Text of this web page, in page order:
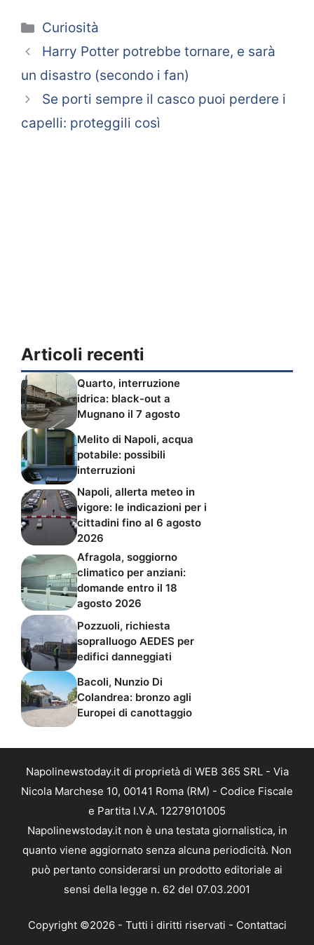
Categorie
Curiosità
Harry Potter potrebbe tornare, e sarà
un disastro (secondo i fan)
Se porti sempre il casco puoi perdere i
capelli: proteggili così
Articoli recenti
Quarto, interruzione
idrica: black-out a
Mugnano il 7 agosto
Melito di Napoli, acqua
potabile: possibili
interruzioni
Napoli, allerta meteo in
vigore: le indicazioni per i
cittadini fino al 6 agosto
2026
Afragola, soggiorno
climatico per anziani:
domande entro il 18
agosto 2026
Pozzuoli, richiesta
sopralluogo AEDES per
edifici danneggiati
Bacoli, Nunzio Di
Colandrea: bronzo agli
Europei di canottaggio
Napolinewstoday.it di proprietà di WEB 365 SRL - Via
Nicola Marchese 10, 00141 Roma (RM) - Codice Fiscale
e Partita I.V.A. 12279101005
Napolinewstoday.it non è una testata giornalistica, in
quanto viene aggiornato senza alcuna periodicità. Non
può pertanto considerarsi un prodotto editoriale ai
sensi della legge n. 62 del 07.03.2001
Copyright ©2026 - Tutti i diritti riservati - Contattaci